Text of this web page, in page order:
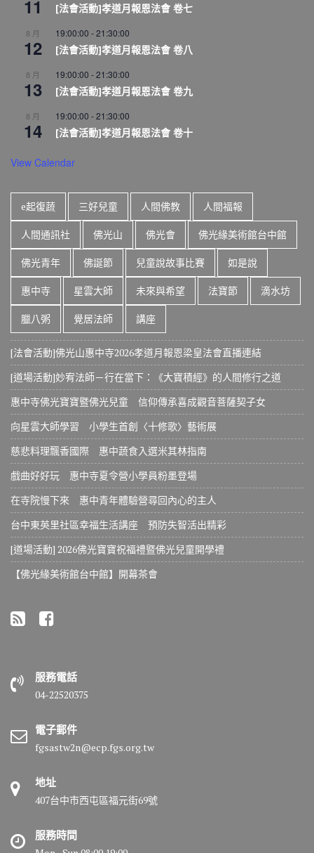
11 [法會活動]孝道月報恩法會 卷七
8 月
12
19:00:00 -21:30:00
[法會活動]孝道月報恩法會 卷八
8 月
13
19:00:00 -21:30:00
[法會活動]孝道月報恩法會 卷九
8 月
14
19:00:00 -21:30:00
[法會活動]孝道月報恩法會 卷十
View Calendar
e起復蔬 三好兒童 人間佛教 人間福報
人間通訊社 佛光山 佛光會 佛光緣美術館台中館
佛光青年 佛誕節 兒童說故事比賽 如是說
惠中寺 星雲大師 未來與希望 法寶節 滴水坊
臘八粥 覺居法師 講座
[法會活動]佛光山惠中寺2026孝道月報恩梁皇法會直播連結
[道場活動]妙宥法師－行在當下：《大寶積經》的人間修行之道
惠中寺佛光寶寶暨佛光兒童 信仰傳承喜成觀音菩薩契子女
向星雲大師學習 小學生首創〈十修歌〉藝術展
慈悲料理飄香國際 惠中蔬食入選米其林指南
戲曲好好玩 惠中寺夏令營小學員粉墨登場
在寺院慢下來 惠中青年體驗營尋回內心的主人
台中東英里社區幸福生活講座 預防失智活出精彩
[道場活動] 2026佛光寶寶祝福禮暨佛光兒童開學禮
【佛光緣美術館台中館】開幕茶會
服務電話
04-22520375
電子郵件
fgsastw2n@ecp.fgs.org.tw
地址
407台中市西屯區福元街69號
服務時間